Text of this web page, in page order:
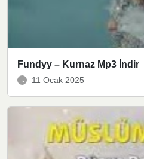
Fundyy – Kurnaz Mp3 İndir
11 Ocak 2025